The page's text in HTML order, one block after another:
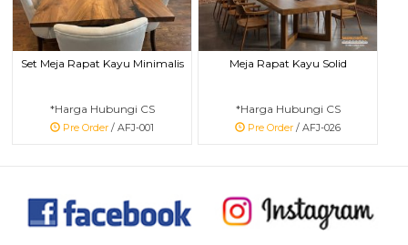
Set Meja Rapat Kayu Minimalis
*Harga Hubungi CS
Pre Order / AFJ-001
Meja Rapat Kayu Solid
*Harga Hubungi CS
Pre Order / AFJ-026